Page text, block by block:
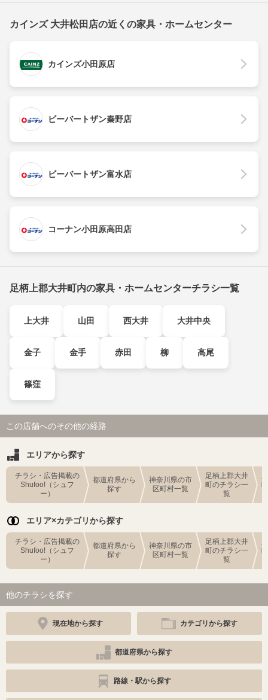
カインズ 大井松田店の近くの家具・ホームセンター
カインズ小田原店
ビーバートザン秦野店
ビーバートザン富水店
コーナン小田原高田店
足柄上郡大井町内の家具・ホームセンターチラシ一覧
上大井 山田 西大井 大井中央
金子 金手 赤田 柳 高尾
篠窪
この店舗へのその他の経路
エリアから探す
チラシ・広告掲載の
Shufoo!（シュフ
ー）
都道府県から
探す
神奈川県の市
区町村一覧
足柄上郡大井
町のチラシ一
覧
エリア×カテゴリから探す
チラシ・広告掲載の
Shufoo!（シュフ
ー）
都道府県から
探す
神奈川県の市
区町村一覧
足柄上郡大井
町のチラシ一
覧
他のチラシを探す
現在地から探す カテゴリから探す
都道府県から探す
路線・駅から探す